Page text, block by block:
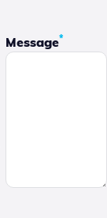
Message*